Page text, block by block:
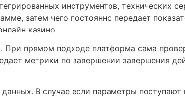
инструментов, технических
затем чего постоянно передает
казино.
прямом подходе платформа сама
метрики по завершении завершения
В случае если параметры